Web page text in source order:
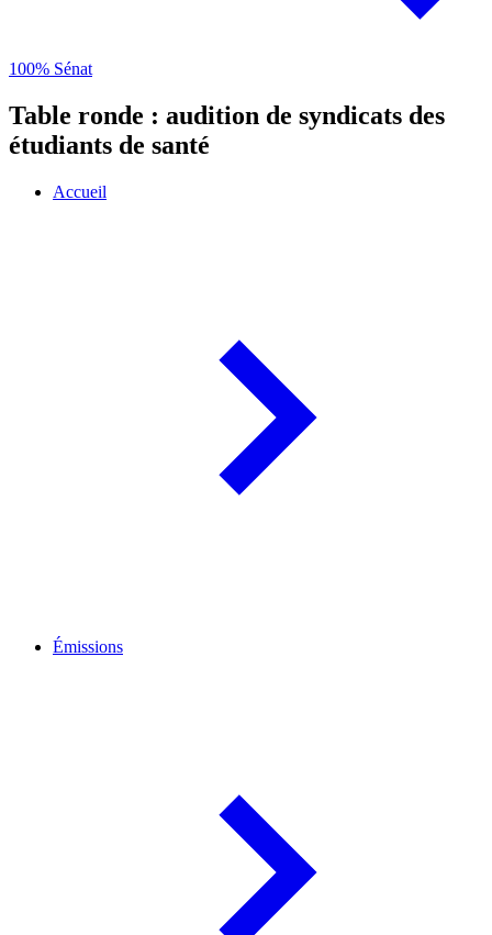
100% Sénat
Table ronde : audition de syndicats des
étudiants de santé
Accueil
Émissions